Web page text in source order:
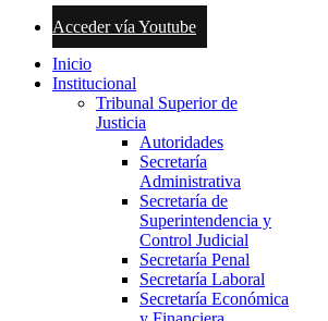
Acceder vía Youtube
Inicio
Institucional
Tribunal Superior de
Justicia
Autoridades
Secretaría
Administrativa
Secretaría de
Superintendencia y
Control Judicial
Secretaría Penal
Secretaría Laboral
Secretaría Económica